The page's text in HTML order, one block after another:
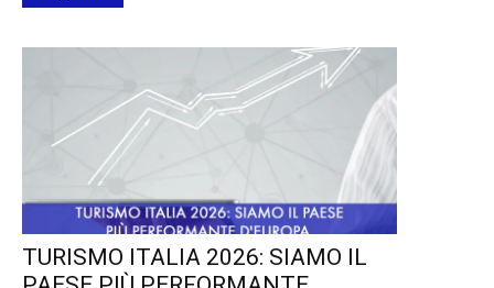
TURISMO ITALIA 2026: SIAMO IL